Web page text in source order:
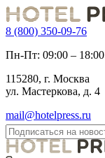
8 (800) 350-09-76
Пн-Пт: 09:00 – 18:00
115280, г. Москва
ул. Мастеркова, д. 4
mail@hotelpress.ru